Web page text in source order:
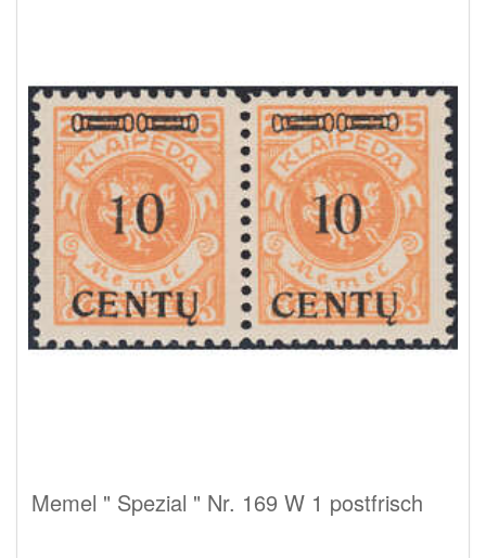
Memel " Spezial " Nr. 169 W 1 postfrisch